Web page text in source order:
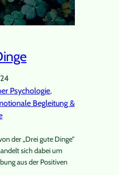
Psychologie,
Begleitung &
der „Drei gute Dinge“
sich dabei um
aus der Positiven